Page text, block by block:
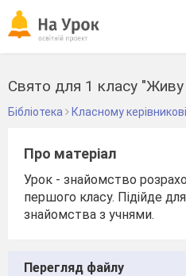
Свято для 1 класу
Бібліотека Класному керівникові
Про матеріал
Урок - знайомство
першого класу. Підійде
знайомства з учнями.
Перегляд файлу